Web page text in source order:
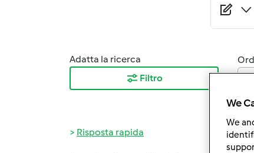
Adatta la ricerca
Filtro
Risposta rapida
We
We